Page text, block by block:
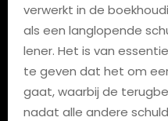
verwerkt in de
als een langlopende
lener. Het is van
te geven dat het om
gaat, waarbij de
nadat alle andere